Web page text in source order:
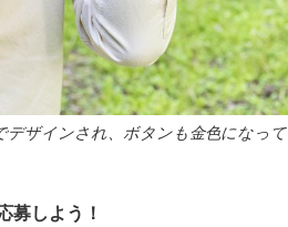
デザインされ、ボタンも金色になっ
募しよう！